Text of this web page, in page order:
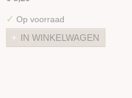
✓ Op voorraad
IN WINKELWAGEN